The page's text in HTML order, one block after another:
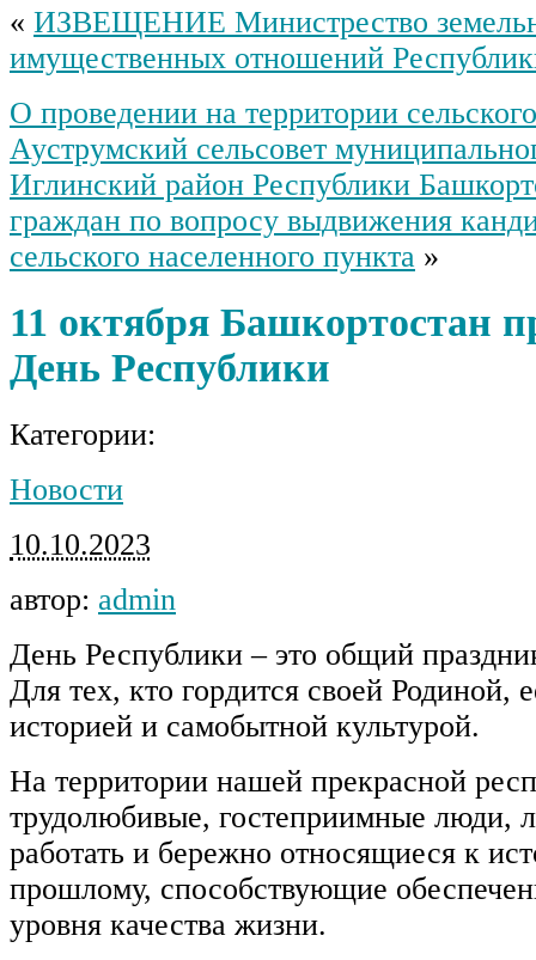
« ИЗВЕЩЕНИЕ Министрество
имущественных отношений
О проведении на территории
Ауструмский сельсовет
Иглинский район Республики
граждан по вопросу выдвижения
сельского населенного пункта »
11 октября Башкортостан
День Республики
Категории:
Новости
10.10.2023
автор: admin
День Республики – это общий
Для тех, кто гордится своей Родиной,
историей и самобытной культурой.
На территории нашей прекрасной
трудолюбивые, гостеприимные
работать и бережно относящиеся к
прошлому, способствующие
уровня качества жизни.